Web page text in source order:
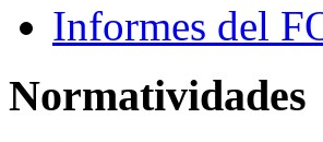
Informes del
Normatividades